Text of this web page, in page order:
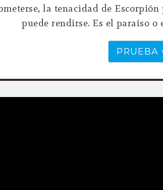
la tenacidad de
puede rendirse. Es el paraíso